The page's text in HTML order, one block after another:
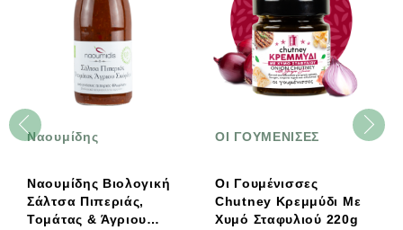
Ναουμίδης
Ναουμίδης Βιολογική
Σάλτσα Πιπεριάς,
Τομάτας & Άγριου
ΟΙ ΓΟΥΜΕΝΙΣΕΣ
Οι Γουμένισσες
Chutney Κρεμμύδι Με
Χυμό Σταφυλιού 220g